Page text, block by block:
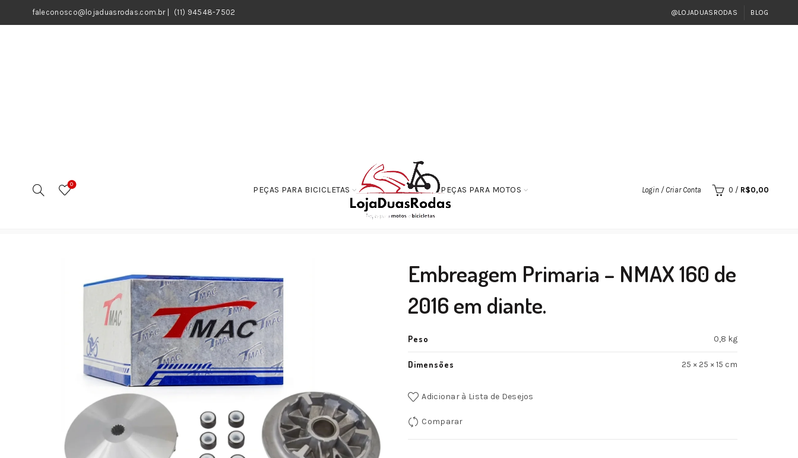
faleconosco@lojaduasrodas.com.br| (11) 94548-7502 @LOJADUASRODAS BLOG
0
PEÇAS PARA BICICLETAS PEÇAS PARA MOTOS Login / Criar Conta 0 / R$0,00
Embreagem Primaria – NMAX 160 de 2016 em diante.
Embreagem Primaria – NMAX 160 de
2016 em diante.
Peso 0,8 kg
Dimensões 25 × 25 × 15 cm
Adicionar à Lista de Desejos
Comparar